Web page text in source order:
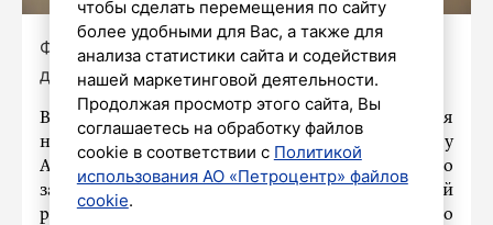
Фото: Дмитрий Фуфаев / «Петербургский
дневник»
В Тверском районном суде Москвы находится
на рассмотрении гражданское дело по иску
Александры Тищенко к Дмитрию Певцову о
защите чести, достоинства и деловой
репутации, а также о взыскании морального
чтобы сделать перемещения по сайту
более удобными для Вас, а также для
анализа статистики сайта и содействия
нашей маркетинговой деятельности.
Продолжая просмотр этого сайта, Вы
соглашаетесь на обработку файлов
cookie в соответствии с Политикой
использования АО «Петроцентр» файлов
cookie.